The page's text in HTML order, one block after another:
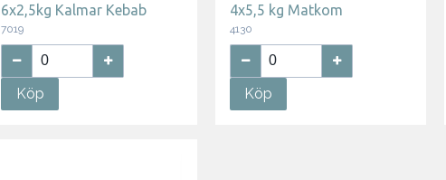
6x2,5kg Kalmar Kebab
7019
Köp
4x5,5 kg Matkom
4130
Köp